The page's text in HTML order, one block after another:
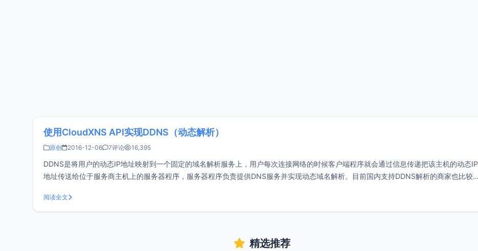
使用CloudXNS API实现DDNS（动态解析）
原创 2016-12-06 7评论 16,395
DDNS是将用户的动态IP地址映射到一个固定的域名解析服务上，用户每次连接网络的时候客户端程序就会通过信息传递把该主机的动态IP
地址传送给位于服务商主机上的服务器程序，服务器程序负责提供DNS服务并实现动态域名解析。目前国内支持DDNS解析的商家也比较
阅读全文
精选推荐